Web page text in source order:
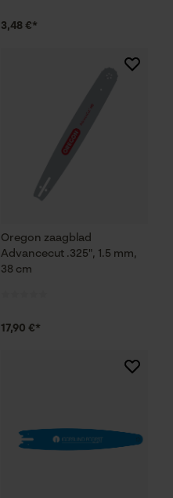
3,48 €*
Oregon zaagblad
Advancecut .325", 1.5 mm,
38 cm
17,90 €*